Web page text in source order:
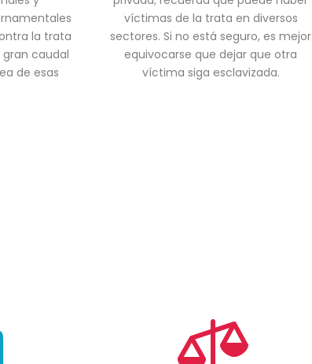
la trata
gran caudal
de esas
víctimas de la trata en diversos
sectores. Si no está seguro, es mejor
equivocarse que dejar que otra
víctima siga esclavizada.
